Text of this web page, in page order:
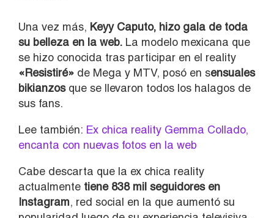
Una vez más, Keyy Caputo, hizo gala de toda
su belleza en la web. La modelo mexicana que
se hizo conocida tras participar en el reality
«Resistiré» de Mega y MTV, posó en sensuales
bikianzosque se llevaron todos los halagos de
sus fans.
Lee también: Ex chica reality Gemma Collado,
encanta con nuevas fotos en la web
Cabe descarta que la ex chica reality
actualmente tiene 838 mil seguidores en
Instagram, red social en la que aumentó su